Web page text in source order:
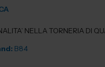
NELLA TORNERIA DI
B84